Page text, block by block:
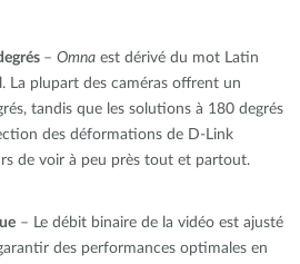
– Omna est dérivé du mot Latin
La plupart des caméras offrent un
tandis que les solutions à 180 degrés
des déformations de D-Link
de voir à peu près tout et partout.
– Le débit binaire de la vidéo est ajusté
des performances optimales en